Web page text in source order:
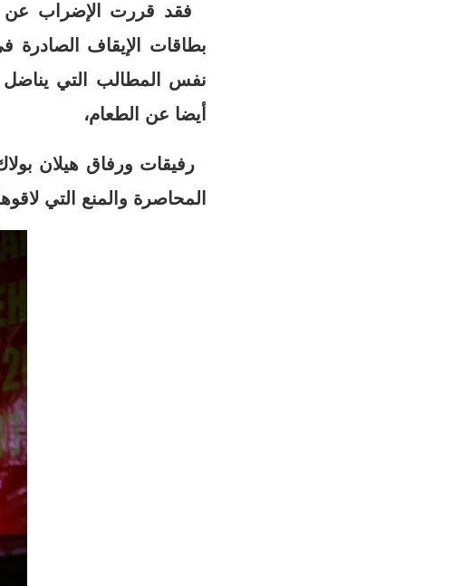
فقد قررت الإضراب عن
بطاقات الإيقاف
نفس المطالب التي
أيضا عن الطعام،
رفيقات ورفاق هيلان
المحاصرة والمنع التي